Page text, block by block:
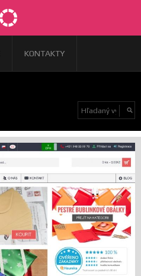
KONTAKTY